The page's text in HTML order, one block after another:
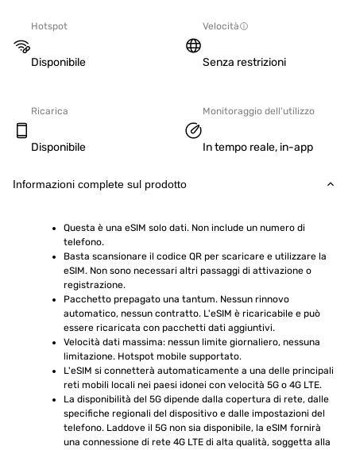
Hotspot
Disponibile
Velocità
Senza restrizioni
Ricarica
Disponibile
Monitoraggio dell'utilizzo
In tempo reale, in-app
Informazioni complete sul prodotto
Questa è una eSIM solo dati. Non include un numero di
telefono.
Basta scansionare il codice QR per scaricare e utilizzare la
eSIM. Non sono necessari altri passaggi di attivazione o
registrazione.
Pacchetto prepagato una tantum. Nessun rinnovo
automatico, nessun contratto. L'eSIM è ricaricabile e può
essere ricaricata con pacchetti dati aggiuntivi.
Velocità dati massima: nessun limite giornaliero, nessuna
limitazione. Hotspot mobile supportato.
L'eSIM si connetterà automaticamente a una delle principali
reti mobili locali nei paesi idonei con velocità 5G o 4G LTE.
La disponibilità del 5G dipende dalla copertura di rete, dalle
specifiche regionali del dispositivo e dalle impostazioni del
telefono. Laddove il 5G non sia disponibile, la eSIM fornirà
una connessione di rete 4G LTE di alta qualità, soggetta alla